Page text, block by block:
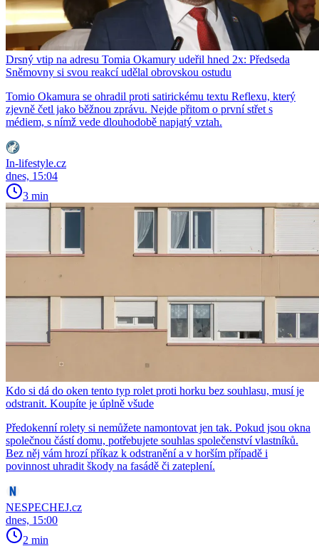
Drsný vtip na adresu Tomia Okamury udeřil hned 2x: Předseda
Sněmovny si svou reakcí udělal obrovskou ostudu
Tomio Okamura se ohradil proti satirickému textu Reflexu, který
zjevně četl jako běžnou zprávu. Nejde přitom o první střet s
médiem, s nímž vede dlouhodobě napjatý vztah.
In-lifestyle.cz
dnes, 15:04
3 min
Kdo si dá do oken tento typ rolet proti horku bez souhlasu, musí je
odstranit. Koupíte je úplně všude
Předokenní rolety si nemůžete namontovat jen tak. Pokud jsou okna
společnou částí domu, potřebujete souhlas společenství vlastníků.
Bez něj vám hrozí příkaz k odstranění a v horším případě i
povinnost uhradit škody na fasádě či zateplení.
NESPECHEJ.cz
dnes, 15:00
2 min